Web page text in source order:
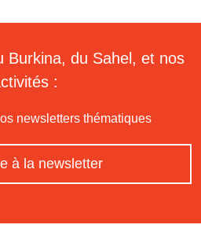
Burkina, du Sahel, et nos
:
newsletters thématiques
à la newsletter